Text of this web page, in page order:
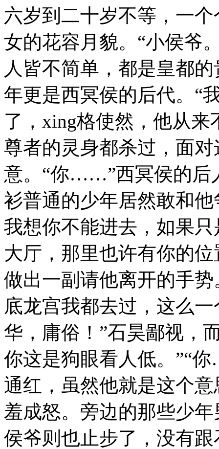
六岁到二十岁不等，一
女的花容月貌。“小侯爷
人皆不简单，都是皇都
年更是西冥侯的后代。“
了，xing格使然，他从
尊者的灵身都杀过，面
意。“你……”西冥侯的后
衫普通的少年居然敢和
我想你不能进去，如果
大厅，那里也许有你的
做出一副请他离开的手
底龙宫我都去过，这么
华，庸俗！”石昊鄙视，
你这是狗眼看人低。”“
通红，虽然他就是这个
羞成怒。旁边的那些少
侯爷则也止步了，没有